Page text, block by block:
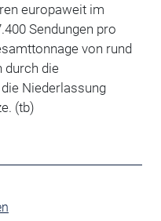
europaweit im
Sendungen pro
von rund
durch die
Niederlassung
(tb)